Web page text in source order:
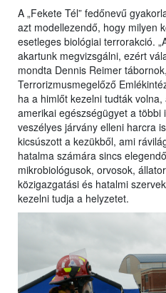
A „Fekete Tél” fedőnevű
azt modellezendő, hogy milyen
esetleges biológiai terrorakció.
akartunk megvizsgálni, ezért
mondta Dennis Reimer
Terrorizmusmegelőző
ha a himlőt kezelni tudták
amerikai egészségügyet a többi
veszélyes járvány elleni harcra
kicsúszott a kezükből, ami
hatalma számára sincs
mikrobiológusok, orvosok,
közigazgatási és hatalmi
kezelni tudja a helyzetet.